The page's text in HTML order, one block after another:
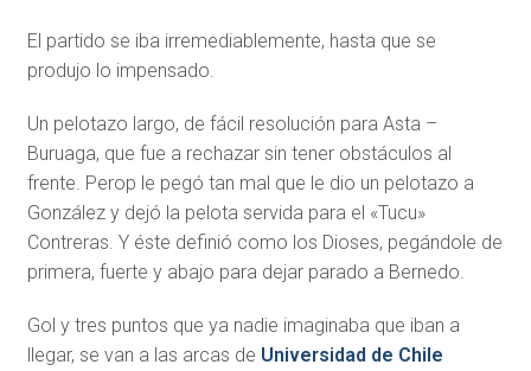
El partido se iba irremediablemente, hasta que se
produjo lo impensado.
Un pelotazo largo, de fácil resolución para Asta –
Buruaga, que fue a rechazar sin tener obstáculos al
frente. Perop le pegó tan mal que le dio un pelotazo a
González y dejó la pelota servida para el «Tucu»
Contreras. Y éste definió como los Dioses, pegándole de
primera, fuerte y abajo para dejar parado a Bernedo.
Gol y tres puntos que ya nadie imaginaba que iban a
llegar, se van a las arcas de Universidad de Chile